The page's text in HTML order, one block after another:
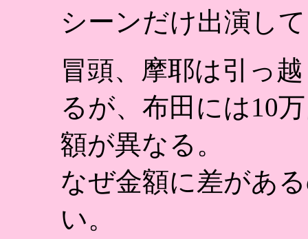
シーンだけ出演し
冒頭、摩耶は引っ
るが、布田には10
額が異なる。
なぜ金額に差があ
い。